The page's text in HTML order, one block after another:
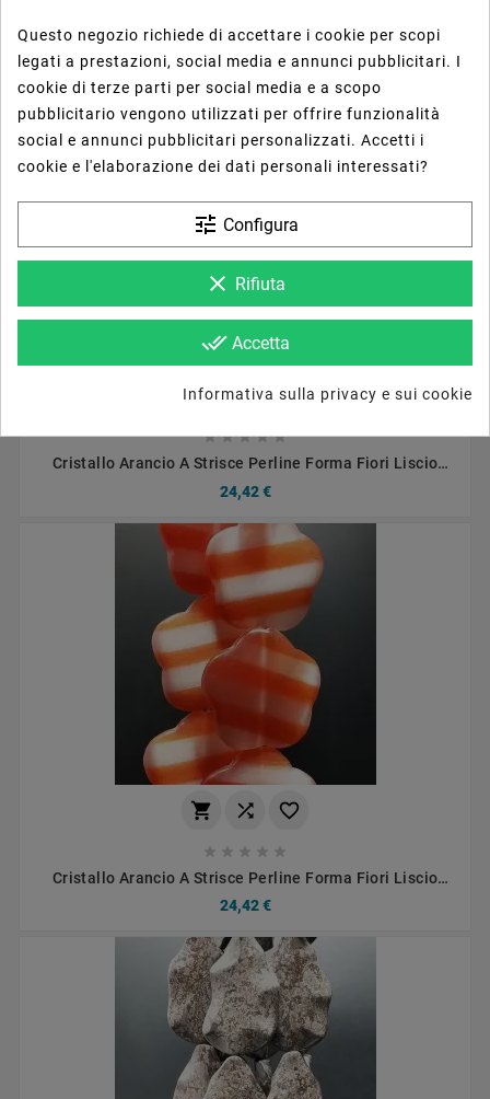
Cristallo Arancio A Strisce Perline Forma Fiori Liscio
Foro Passante 22X21mm
24,42 €
  

Cristallo Arancio A Strisce Perline Forma Fiori Liscio
24,42 €
  
    
Cristallo Arancio A Strisce Perline Forma Fiori Liscio
24,42 €
Questo negozio richiede di accettare i cookie per scopi
legati a prestazioni, social media e annunci pubblicitari. I
cookie di terze parti per social media e a scopo
pubblicitario vengono utilizzati per offrire funzionalità
social e annunci pubblicitari personalizzati. Accetti i
cookie e l'elaborazione dei dati personali interessati?
tune Configura
clear Rifiuta
done_all Accetta
Informativa sulla privacy e sui cookie